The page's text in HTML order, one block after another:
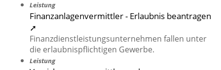
Leistung
Finanzanlagenvermittler - Erlaubnis beantragen
➚
Finanzdienstleistungsunternehmen fallen unter
die erlaubnispflichtigen Gewerbe.
Leistung